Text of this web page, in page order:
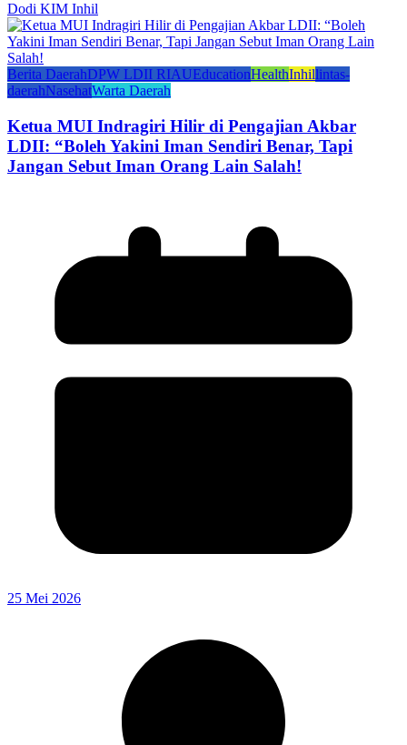
Dodi KIM Inhil
Berita DaerahDPW LDII RIAUEducationHealthInhillintas-
daerahNasehatWarta Daerah
Ketua MUI Indragiri Hilir di Pengajian Akbar
LDII: “Boleh Yakini Iman Sendiri Benar, Tapi
Jangan Sebut Iman Orang Lain Salah!
25 Mei 2026